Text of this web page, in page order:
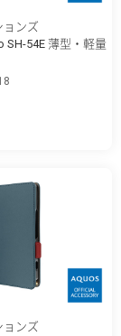
ョンズ
SH-54E 薄型・軽量
ョンズ